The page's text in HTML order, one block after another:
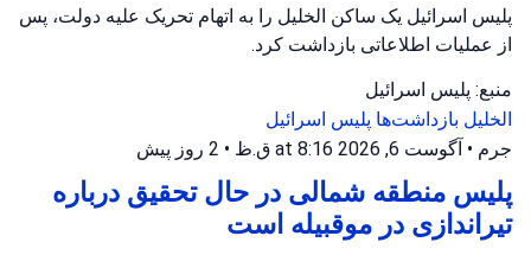
پلیس اسرائیل یک ساکن الخلیل را به اتهام تحریک علیه دولت، پس
از عملیات اطلاعاتی بازداشت کرد.
منبع: پلیس اسرائیل
الخلیل بازداشت‌ها پلیس اسرائیل
جرم • آگوست 6, 2026 at 8:16 ق.ظ • 2 روز پیش
پلیس منطقه شمالی در حال تحقیق درباره
تیراندازی در موقبیله است